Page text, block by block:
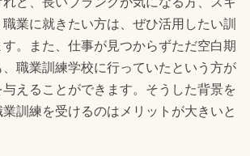
業に就きたい方は、ぜひ活用したい訓
。また、仕事が見つからずただ空白期
職業訓練学校に行っていたという方が
えることができます。そうした背景を
訓練を受けるのはメリットが大きいと